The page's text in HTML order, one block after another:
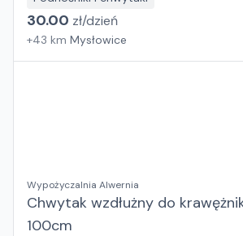
30.00 zł/dzień
+43 km Mysłowice
Wypożyczalnia Alwernia
Chwytak wzdłużny do
100cm